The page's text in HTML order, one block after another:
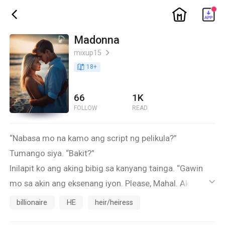
ic_back ic_home
Madonna
mixup15 ic_arrow_right
book_age 18+
66
FOLLOW
1K
READ
“Nabasa mo na kamo ang script ng pelikula?”
Tumango siya. “Bakit?”
Inilapit ko ang aking bibig sa kanyang tainga. “Gawin
mo sa akin ang eksenang iyon. Please, Mahal. Ako
muna, bago sa pelikula.”
ic_default
billionaire HE heir/heiress